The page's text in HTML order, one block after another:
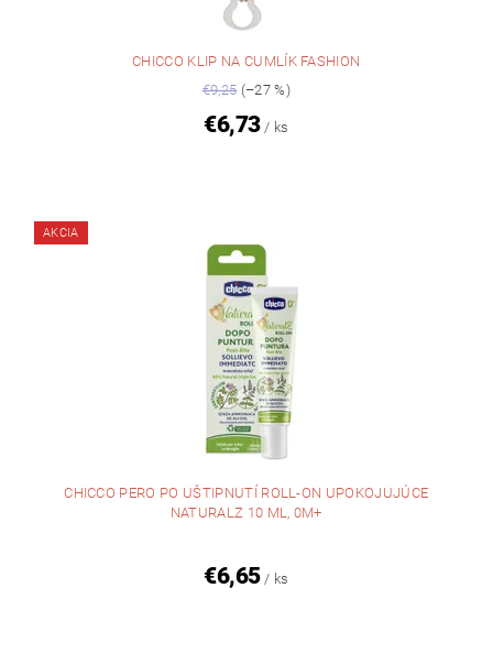
CHICCO KLIP NA CUMLÍK FASHION
€9,25(–27 %)
€6,73 / ks
AKCIA
CHICCO PERO PO UŠTIPNUTÍ ROLL-ON UPOKOJUJÚCE
NATURALZ 10 ML, 0M+
€6,65 / ks